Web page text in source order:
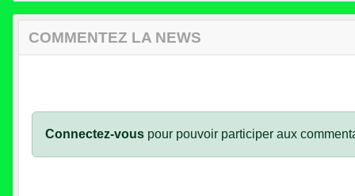
COMMENTEZ LA NEWS
Connectez-vous pour pouvoir participer aux